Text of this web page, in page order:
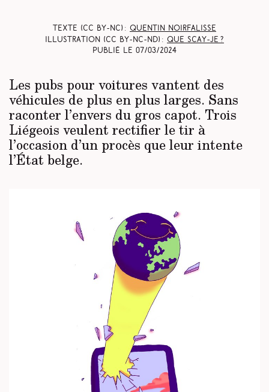
Texte (CC BY-NC) : Quentin Noirfalisse
Illustration (CC BY-NC-ND) : Que scay-je ?
Publié le 07/03/2024
Les pubs pour voitures vantent des
véhicules de plus en plus larges. Sans
raconter l’envers du gros capot. Trois
Liégeois veulent rectifier le tir à
l’occasion d’un procès que leur intente
l’État belge.